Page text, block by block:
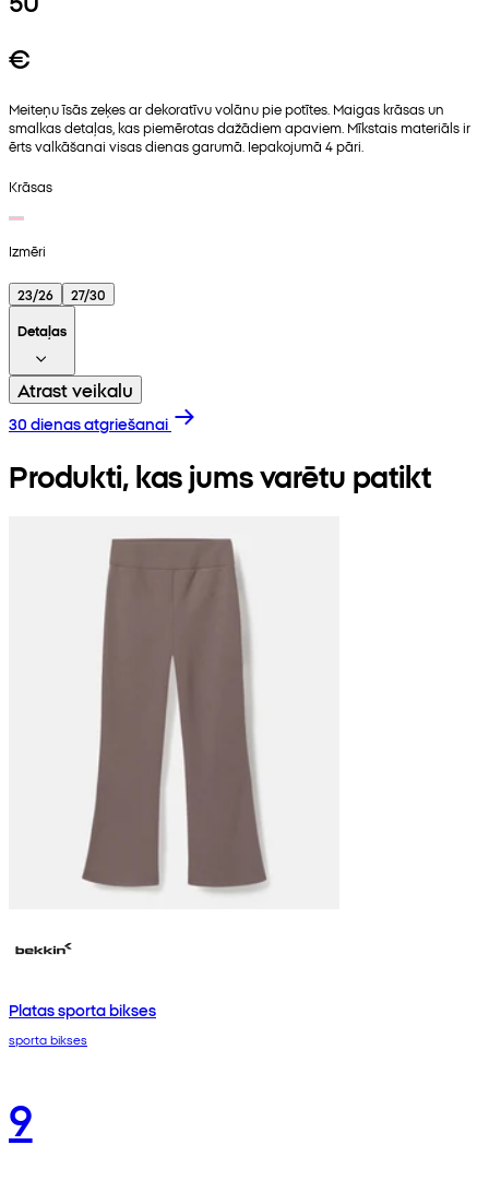
€
Meiteņu īsās zeķes ar dekoratīvu volānu pie potītes. Maigas krāsas un
smalkas detaļas, kas piemērotas dažādiem apaviem. Mīkstais materiāls ir
ērts valkāšanai visas dienas garumā. Iepakojumā 4 pāri.
Krāsas
Izmēri
23/26
27/30
Detaļas
Atrast veikalu
30 dienas atgriešanai
Produkti, kas jums varētu patikt
Platas sporta bikses
sporta bikses
9